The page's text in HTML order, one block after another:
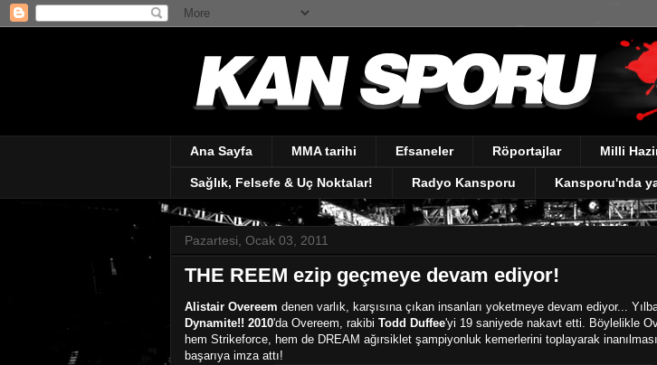
Ana Sayfa MMA tarihi Efsaneler Röportajlar Milli
Sağlık, Felsefe & Uç Noktalar! Radyo Kansporu Kansporu'nda
Pazartesi, Ocak 03, 2011
THE REEM ezip geçmeye devam ediyor!
Alistair Overeem denen varlık, karşısına çıkan insanları yoketmeye devam ediyor...
Dynamite!! 2010'da Overeem, rakibi Todd Duffee'yi 19 saniyede nakavt etti. Böylelikle
hem Strikeforce, hem de DREAM ağırsiklet şampiyonluk kemerlerini toplayarak
başarıya imza attı!